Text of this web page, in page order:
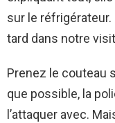
sur le
tard dans notre
Prenez le couteau
que possible, la
l’attaquer avec.